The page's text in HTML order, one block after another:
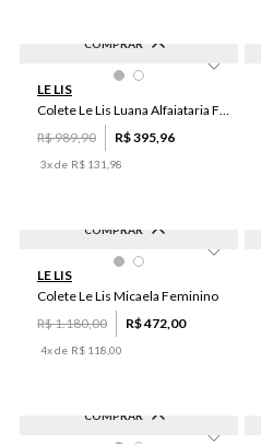
COMPRAR
48
50
44 40 36
LE LIS
Colete Le Lis Luana Alfaiataria Feminino
R$989,90 R$395,96
3x de R$ 131 98
COMPRAR
34
40
46 50 42
LE LIS
Colete Le Lis Micaela Feminino
R$1.180,00 R$472,00
4x de R$ 118 00
COMPRAR